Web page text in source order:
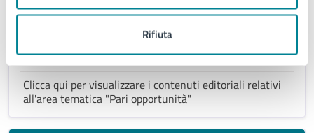
Rifiuta
Pari opportunità
Clicca qui per visualizzare i contenuti editoriali relativi
all'area tematica "Pari opportunità"